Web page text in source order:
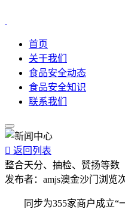
首页
关于我们
食品安全动态
食品安全知识
联系我们
 返回列表
整合天分、抽检、赞扬等数
发布者： amjs澳金沙门 浏览
同步为355家商户成立“